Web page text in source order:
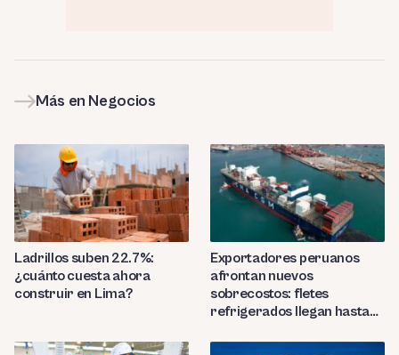
Más en Negocios
Ladrillos suben 22.7%:
¿cuánto cuesta ahora
construir en Lima?
Exportadores peruanos
afrontan nuevos
sobrecostos: fletes
refrigerados llegan hasta